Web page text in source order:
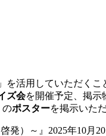
活用していただくこ
ズ会を開催予定、掲示
のポスターを掲示いた
）～』2025年10月20